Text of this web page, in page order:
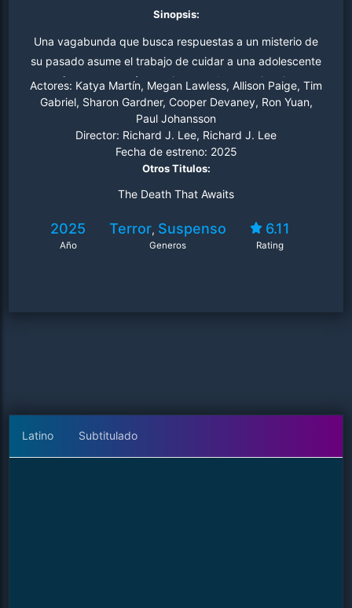
Sinopsis:
Una vagabunda que busca respuestas a un misterio de
su pasado asume el trabajo de cuidar a una adolescente
enferma que está experimentando una misteriosa
transformación que su familia hará cualquier cosa por
detener.
Actores: Katya Martín, Megan Lawless, Allison Paige, Tim
Gabriel, Sharon Gardner, Cooper Devaney, Ron Yuan,
Paul Johansson
Director: Richard J. Lee, Richard J. Lee
Fecha de estreno: 2025
Otros Titulos:
The Death That Awaits
2025
Año
Terror, Suspenso
Generos
6.11
Rating
Latino Subtitulado